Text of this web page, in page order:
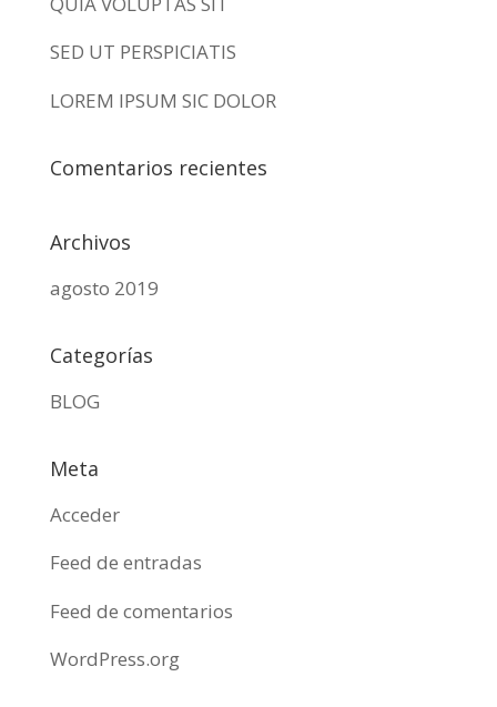
SED UT PERSPICIATIS
LOREM IPSUM SIC DOLOR
Comentarios recientes
Archivos
agosto 2019
Categorías
BLOG
Meta
Acceder
Feed de entradas
Feed de comentarios
WordPress.org